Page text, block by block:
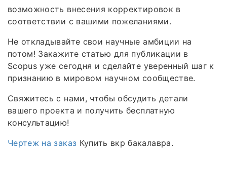
возможность внесения корректировок в
соответствии с вашими пожеланиями.
Не откладывайте свои научные амбиции на
потом! Закажите статью для публикации в
Scopus уже сегодня и сделайте уверенный шаг к
признанию в мировом научном сообществе.
Свяжитесь с нами, чтобы обсудить детали
вашего проекта и получить бесплатную
консультацию!
Чертеж на заказ Купить вкр бакалавра.